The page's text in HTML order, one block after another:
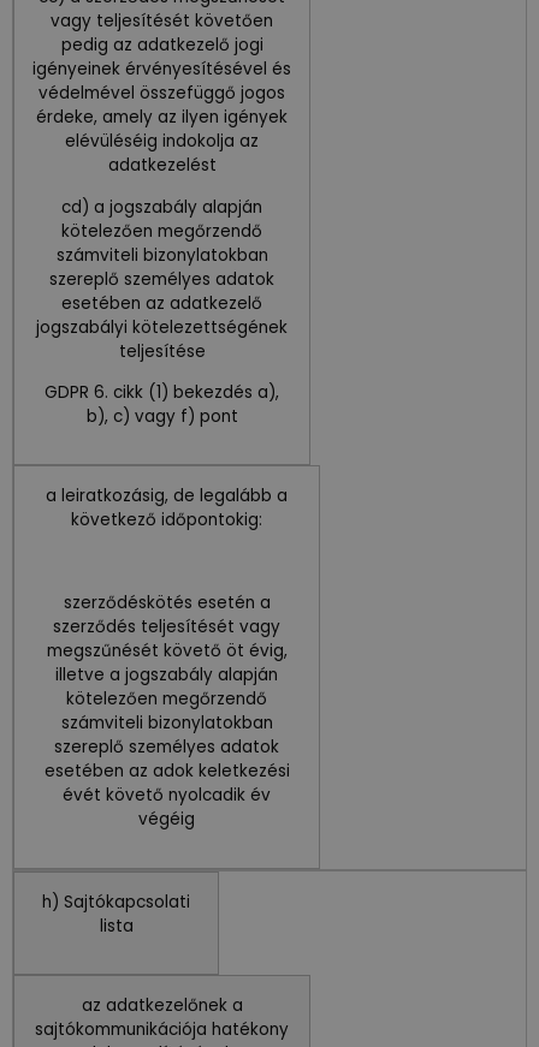
vagy teljesítését követően
pedig az adatkezelő jogi
igényeinek érvényesítésével és
védelmével összefüggő jogos
érdeke, amely az ilyen igények
elévüléséig indokolja az
adatkezelést
cd) a jogszabály alapján
kötelezően megőrzendő
számviteli bizonylatokban
szereplő személyes adatok
esetében az adatkezelő
jogszabályi kötelezettségének
teljesítése
GDPR 6. cikk (1) bekezdés a),
b), c) vagy f) pont
a leiratkozásig, de legalább a
következő időpontokig:
szerződéskötés esetén a
szerződés teljesítését vagy
megszűnését követő öt évig,
illetve a jogszabály alapján
kötelezően megőrzendő
számviteli bizonylatokban
szereplő személyes adatok
esetében az adok keletkezési
évét követő nyolcadik év
végéig
h) Sajtókapcsolati
lista
az adatkezelőnek a
sajtókommunikációja hatékony